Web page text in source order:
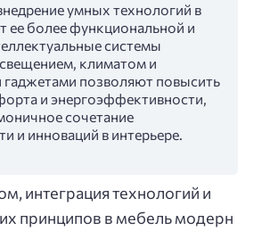
умных технологий в
ее более функциональной и
системы
климатом и
позволяют повысить
и энергоэффективности,
сочетание
и инноваций в интерьере.
интеграция технологий и
принципов в мебель модерн